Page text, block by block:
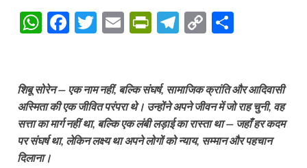
W
s
A
p
p
F
b
o
o
k
T
er
E
P
Fr
ie
n
dl
T
gr
a
m
C
y
Li
n
k
e
शिबू सोरेन — एक नाम नहीं, बल्कि संघर्ष, सामाजिक क्रांति और आदिवासी
अस्मिता की एक जीवित परंपरा थे। उन्होंने अपने जीवन में जो राह चुनी, वह
सत्ता का मार्ग नहीं था, बल्कि एक लंबी लड़ाई का रास्ता था — जहाँ हर कदम
पर संघर्ष था, लेकिन लक्ष्य था अपने लोगों को न्याय, सम्मान और पहचान
दिलाना।